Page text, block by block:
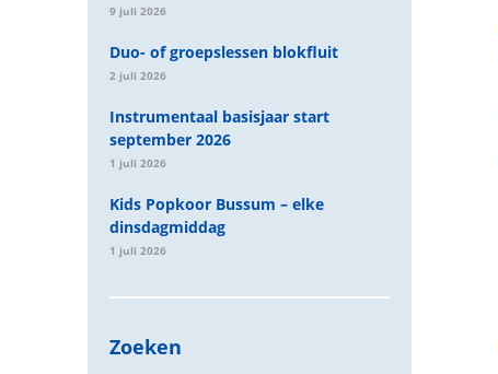
9 juli 2026
Duo- of groepslessen blokfluit
2 juli 2026
Instrumentaal basisjaar start
september 2026
1 juli 2026
Kids Popkoor Bussum – elke
dinsdagmiddag
1 juli 2026
Zoeken